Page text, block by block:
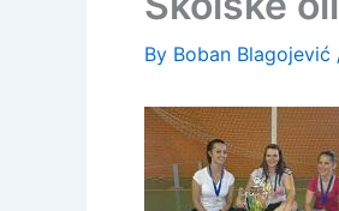
By Boban Blagojević